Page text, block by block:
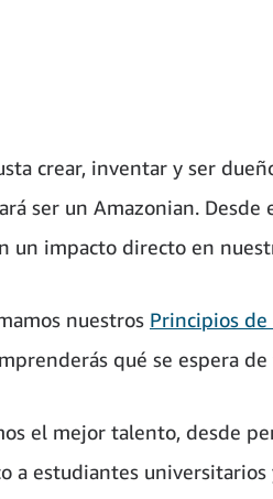
crear, inventar y ser
ser un Amazonian.
un impacto directo en
nuestros Principios
qué se espera
el mejor talento, desde
a estudiantes universitarios